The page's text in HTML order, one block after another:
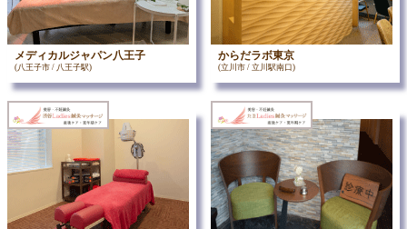
メディカルジャパン八王子
(八王子市 / 八王子駅)
からだラボ東京
(立川市 / 立川駅南口)